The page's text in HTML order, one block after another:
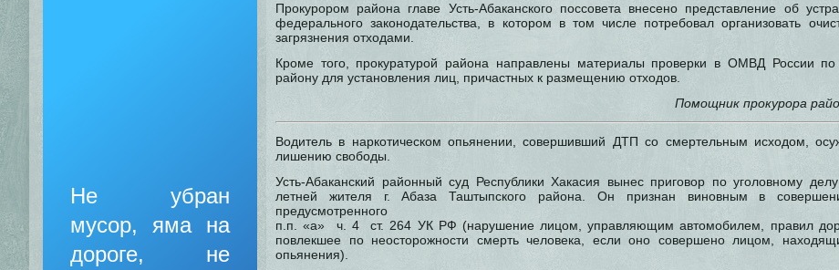
Не убран
мусор, яма на
дороге, не
Прокурором района главе Усть-Абаканского поссовета внесено представление об
федерального законодательства, в котором в том числе потребовал организовать
загрязнения отходами.
Кроме того, прокуратурой района направлены материалы проверки в ОМВД России по
району для установления лиц, причастных к размещению отходов.
Помощник прокурора
Водитель в наркотическом опьянении, совершивший ДТП со смертельным исходом,
лишению свободы.
Усть-Абаканский районный суд Республики Хакасия вынес приговор по уголовному
летней жителя г. Абаза Таштыпского района. Он признан виновным в
предусмотренного
п.п. «а» ч. 4 ст. 264 УК РФ (нарушение лицом, управляющим автомобилем, правил
повлекшее по неосторожности смерть человека, если оно совершено лицом,
опьянения).